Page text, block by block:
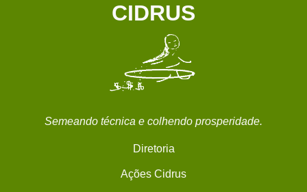
CIDRUS
Semeando técnica e colhendo prosperidade.
Diretoria
Ações Cidrus